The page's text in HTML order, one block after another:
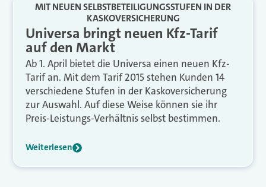
MIT NEUEN SELBSTBETEILIGUNGSSTUFEN IN DER
KASKOVERSICHERUNG
Universa bringt neuen Kfz-Tarif
auf den Markt
Ab 1. April bietet die Universa einen neuen Kfz-
Tarif an. Mit dem Tarif 2015 stehen Kunden 14
verschiedene Stufen in der Kaskoversicherung
zur Auswahl. Auf diese Weise können sie ihr
Preis-Leistungs-Verhältnis selbst bestimmen.
Weiterlesen